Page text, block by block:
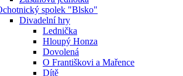
spolek "Blsko"
Divadelní hry
Lednička
Hloupý Honza
Dovolená
O Františkovi a Mařence
Dítě